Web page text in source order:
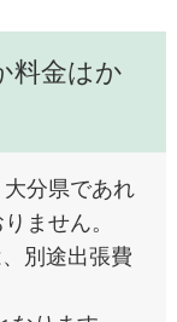
料金はか
分県であれ
ません。
別途出張費